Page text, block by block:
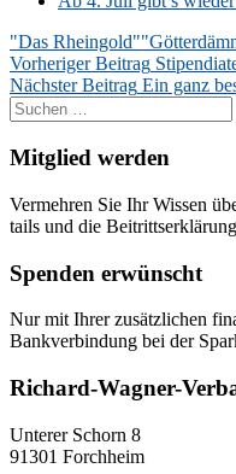
"Das Rheingold"
Vorheriger Beitrag
Nächster Beitrag Ein ganz
Suchen
nach:
Mitglied werden
Ver­meh­ren Sie Ihr Wis­sen
tails und die
Spenden erwünscht
Nur mit Ih­rer zu­sätz­li­chen
Bank­ver­bin­dung bei der
Richard-Wagner-
Un­te­rer Schorn 8
91301 Forchheim